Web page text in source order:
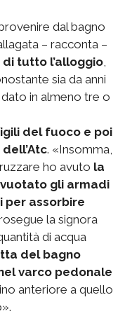
dal bagno
– racconta –
tutto l’alloggio,
sia da anni
in almeno tre o
del fuoco e poi
. «Insomma,
ho avuto la
gli armadi
per assorbire
la signora
di acqua
del bagno
varco pedonale
anteriore a quello